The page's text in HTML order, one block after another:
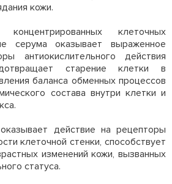
кожи.
клеточных
серума оказывает выраженное
антиокислительного действия
старение клетки в
баланса обменных процессов
состава внутри клетки и
действие на рецепторы
клеточной стенки, способствует
изменений кожи, вызванных
статуса.